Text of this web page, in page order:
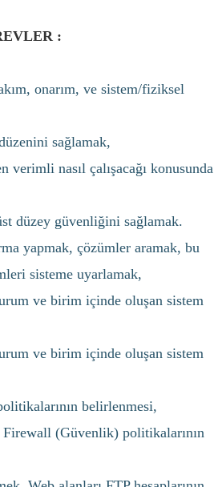
:
onarım, ve sistem/fiziksel
sağlamak,
nasıl çalışacağı konusunda
düzey güvenliğini sağlamak.
yapmak, çözümler aramak, bu
sisteme uyarlamak,
ve birim içinde oluşan sistem
ve birim içinde oluşan sistem
belirlenmesi,
Firewall (Güvenlik) politikalarının